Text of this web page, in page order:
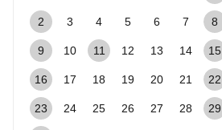
2 3 4 5 6 7 8
9 10 11 12 13 14 15
16 17 18 19 20 21 22
23 24 25 26 27 28 29